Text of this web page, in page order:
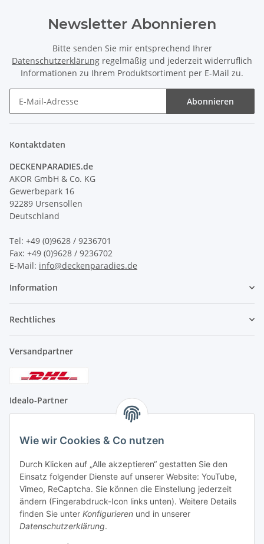
Newsletter Abonnieren
Bitte senden Sie mir entsprechend Ihrer
Datenschutzerklärung regelmäßig und jederzeit widerruflich
Informationen zu Ihrem Produktsortiment per E-Mail zu.
Abonnieren
Kontaktdaten
DECKENPARADIES.de
AKOR GmbH & Co. KG
Gewerbepark 16
92289 Ursensollen
Deutschland
Tel: +49 (0)9628 / 9236701
Fax: +49 (0)9628 / 9236702
E-Mail: info@deckenparadies.de
Information
Rechtliches
Versandpartner
Idealo-Partner
Vertrauenssiegel
Partner Schweiz
Wie wir Cookies & Co nutzen
Durch Klicken auf „Alle akzeptieren“ gestatten Sie den
Einsatz folgender Dienste auf unserer Website: YouTube,
Vimeo, ReCaptcha. Sie können die Einstellung jederzeit
ändern (Fingerabdruck-Icon links unten). Weitere Details
finden Sie unter Konfigurieren und in unserer
Datenschutzerklärung.